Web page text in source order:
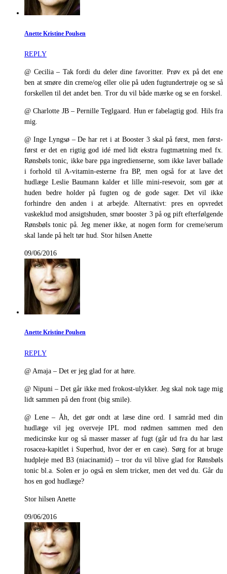
Anette Kristine Poulsen
REPLY
@ Cecilia – Tak fordi du deler dine favoritter. Prøv ex på det ene
ben at smøre din creme/og eller olie på uden fugtundertrøje og se så
forskellen til det andet ben. Tror du vil både mærke og se en forskel.
@ Charlotte JB – Pernille Teglgaard. Hun er fabelagtig god. Hils fra
mig.
@ Inge Lyngsø – De har ret i at Booster 3 skal på først, men først-
først er det en rigtig god idé med lidt ekstra fugtmætning med fx.
Rønsbøls tonic, ikke bare pga ingredienserne, som ikke laver ballade
i forhold til A-vitamin-esterne fra BP, men også for at lave det
hudlæge Leslie Baumann kalder et lille mini-resevoir, som gør at
huden bedre holder på fugten og de gode sager. Det vil ikke
forhindre den anden i at arbejde. Alternativt: pres en opvredet
vaskeklud mod ansigtshuden, smør booster 3 på og pift efterfølgende
Rønsbøls tonic på. Jeg mener ikke, at nogen form for creme/serum
skal lande på helt tør hud. Stor hilsen Anette
09/06/2016
Anette Kristine Poulsen
REPLY
@ Amaja – Det er jeg glad for at høre.
@ Nipuni – Det går ikke med frokost-ulykker. Jeg skal nok tage mig
lidt sammen på den front (big smile).
@ Lene – Åh, det gør ondt at læse dine ord. I samråd med din
hudlæge vil jeg overveje IPL mod rødmen sammen med den
medicinske kur og så masser masser af fugt (går ud fra du har læst
rosacea-kapitlet i Superhud, hvor der er en case). Sørg for at bruge
hudpleje med B3 (niacinamid) – tror du vil blive glad for Rønsbøls
tonic bl.a. Solen er jo også en slem tricker, men det ved du. Går du
hos en god hudlæge?
Stor hilsen Anette
09/06/2016